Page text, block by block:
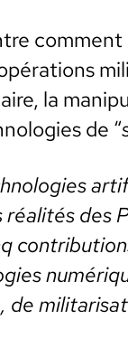
la
de “
réal­ités des
de